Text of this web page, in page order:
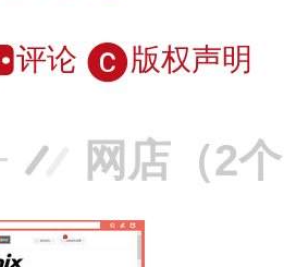
评论 版权声明
网店（2